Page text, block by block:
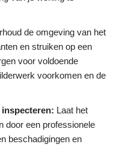
de omgeving van het
en struiken op een
voor voldoende
voorkomen en de
Laat het
door een professionele
beschadigingen en